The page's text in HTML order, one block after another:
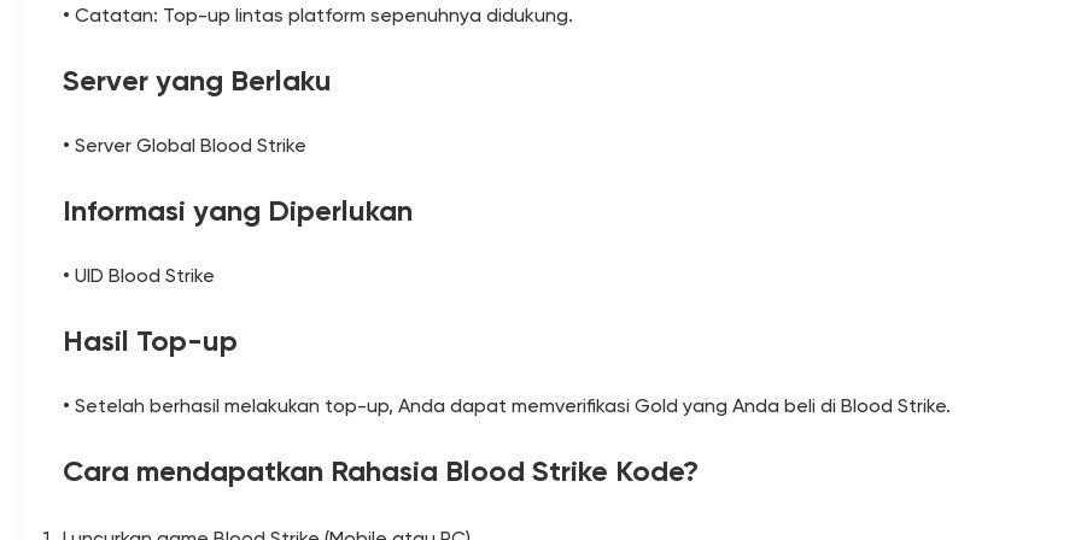
• Catatan: Top-up lintas platform sepenuhnya didukung.
Server yang Berlaku
• Server Global Blood Strike
Informasi yang Diperlukan
• UID Blood Strike
Hasil Top-up
• Setelah berhasil melakukan top-up, Anda dapat memverifikasi Gold yang Anda beli di Blood Strike.
Cara mendapatkan Rahasia Blood Strike Kode?